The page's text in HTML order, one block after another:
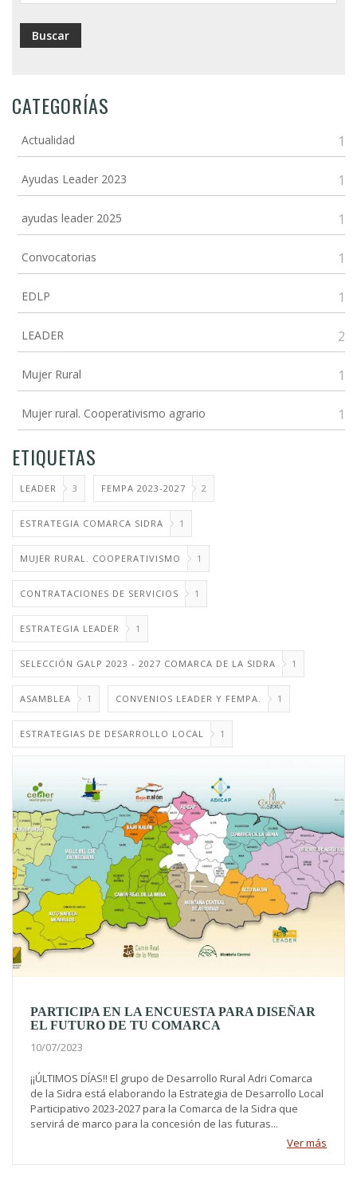
CATEGORÍAS
Actualidad 1
Ayudas Leader 2023 1
ayudas leader 2025 1
Convocatorias 1
EDLP 1
LEADER 2
Mujer Rural 1
Mujer rural. Cooperativismo agrario 1
ETIQUETAS
LEADER 3 FEMPA 2023-2027 2
ESTRATEGIA COMARCA SIDRA 1
MUJER RURAL. COOPERATIVISMO 1
CONTRATACIONES DE SERVICIOS 1
ESTRATEGIA LEADER 1
SELECCIÓN GALP 2023 - 2027 COMARCA DE LA SIDRA 1
ASAMBLEA 1 CONVENIOS LEADER Y FEMPA. 1
ESTRATEGIAS DE DESARROLLO LOCAL 1
PARTICIPA EN LA ENCUESTA PARA DISEÑAR
EL FUTURO DE TU COMARCA
10/07/2023
¡¡ÚLTIMOS DÍAS!! El grupo de Desarrollo Rural Adri Comarca
de la Sidra está elaborando la Estrategia de Desarrollo Local
Participativo 2023-2027 para la Comarca de la Sidra que
servirá de marco para la concesión de las futuras...
Ver más